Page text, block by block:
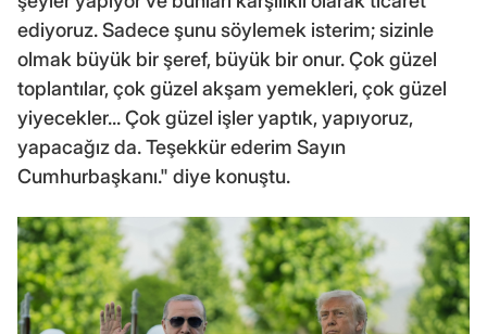
ediyoruz. Sadece şunu söylemek isterim; sizinle
olmak büyük bir şeref, büyük bir onur. Çok güzel
toplantılar, çok güzel akşam yemekleri, çok güzel
yiyecekler... Çok güzel işler yaptık, yapıyoruz,
yapacağız da. Teşekkür ederim Sayın
Cumhurbaşkanı." diye konuştu.